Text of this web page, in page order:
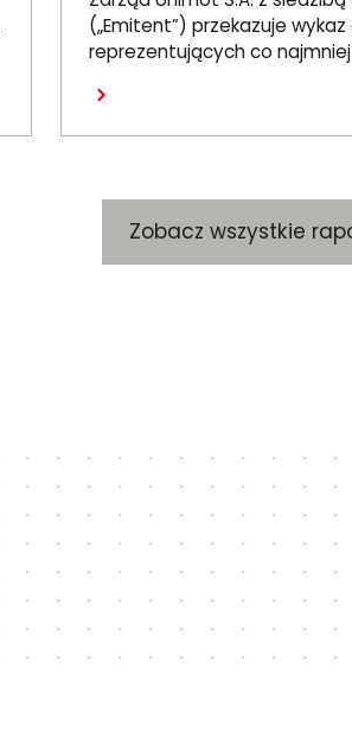
czerwca 2026 r.
(„Emitent”) przekazuje
reprezentujących co najmniej
które odbyło się 26 czerwca
Zobacz wszystkie